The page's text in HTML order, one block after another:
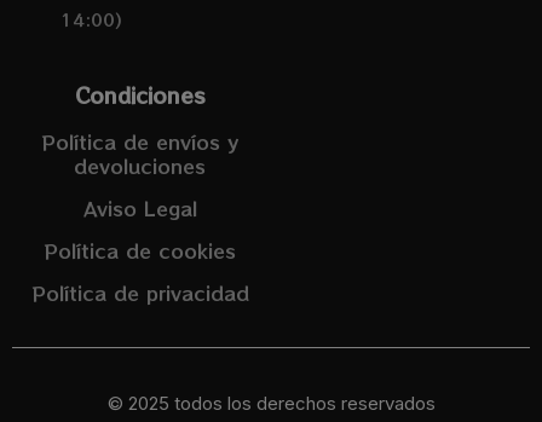
14:00)
Condiciones
Política de envíos y
devoluciones
Aviso Legal
Política de cookies
Política de privacidad
© 2025 todos los derechos reservados